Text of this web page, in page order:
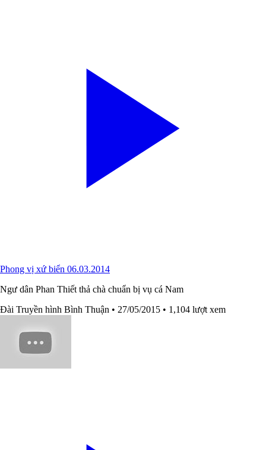
Phong vị xứ biển 06.03.2014
Ngư dân Phan Thiết thả chà chuẩn bị vụ cá Nam
Đài Truyền hình Bình Thuận • 27/05/2015 • 1,104 lượt xem